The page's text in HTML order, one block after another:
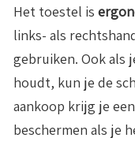
Het toestel is
links- als
gebruiken. Ook als
houdt, kun je de
aankoop krijg je
beschermen als je